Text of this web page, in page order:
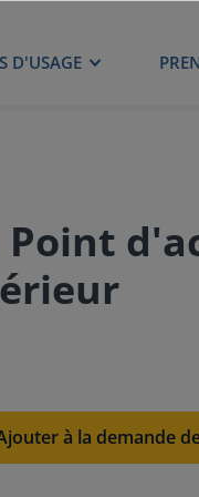
D'USAGE
Point
à la demande